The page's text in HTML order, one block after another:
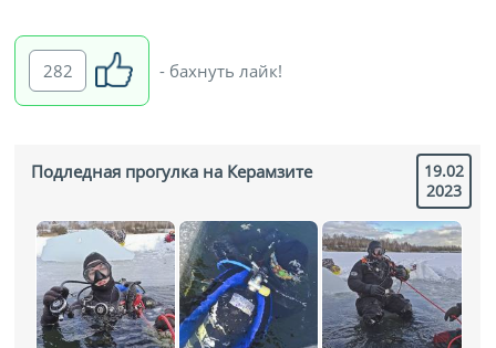
282 - бахнуть лайк!
19.02
2023
Подледная прогулка на Керамзите